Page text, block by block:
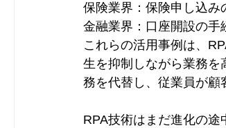
保険業界：保険申し込み
金融業界：口座開設の手
これらの活用事例は、
生を抑制しながら業務を
務を代替し、従業員が顧
RPA技術はまだ進化の